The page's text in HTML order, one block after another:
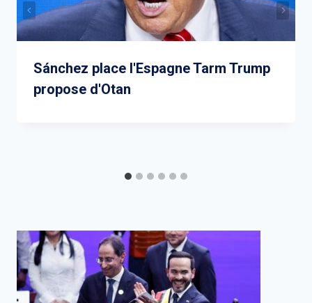
Sánchez place l'Espagne Tarm Trump
propose d'Otan